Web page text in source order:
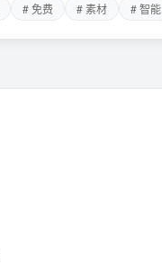
# 免费 # 素材 # 智能